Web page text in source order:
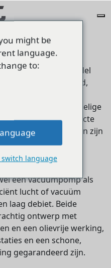
en enkelcilindermodel
op duurzaamheid,
ideaal voor zowel
in geluidsgevoelige
zijn de meest compacte
schommelzuigers en zijn
trillingen te
vacuümpomp en
terwijl de
een vacuümpomp als
lucht of vacuüm
laag debiet. Beide
ontwerp met
en een olievrije werking,
en een schone,
gegarandeerd zijn.
might be
language.
to:
language